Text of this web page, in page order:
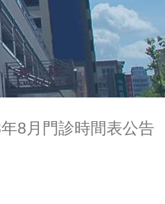
8月門診時間表公告